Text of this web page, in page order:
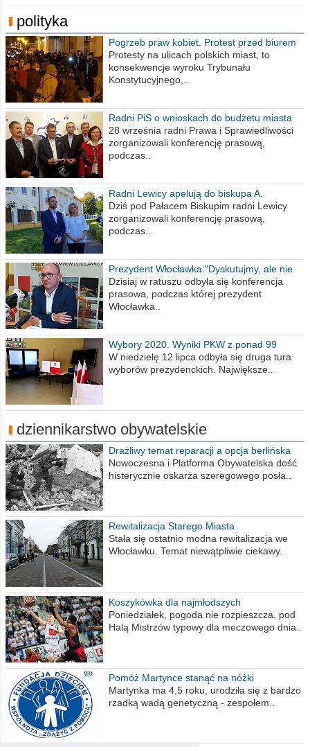
polityka
Pogrzeb praw kobiet. Protest przed biurem
poselskim PiS
Protesty na ulicach polskich miast, to
konsekwencje wyroku Trybunału
Konstytucyjnego,..
Radni PiS o wnioskach do budżetu miasta
na 2021 rok
28 września radni Prawa i Sprawiedliwości
zorganizowali konferencję prasową,
podczas..
Radni Lewicy apelują do biskupa A.
Wiesława Meringa
Dziś pod Pałacem Biskupim radni Lewicy
zorganizowali konferencję prasową,
podczas..
Prezydent Włocławka:"Dyskutujmy, ale nie
obrażajmy się”
Dzisiaj w ratuszu odbyła się konferencja
prasowa, podczas której prezydent
Włocławka..
Wybory 2020. Wyniki PKW z ponad 99
procent obwodów
W niedzielę 12 lipca odbyła się druga tura
wyborów prezydenckich. Największe..
dziennikarstwo obywatelskie
Drażliwy temat reparacji a opcja berlińska
Nowoczesna i Platforma Obywatelska dość
histerycznie oskarża szeregowego posła..
Rewitalizacja Starego Miasta
Stała się ostatnio modna rewitalizacja we
Włocławku. Temat niewątpliwie ciekawy...
Koszykówka dla najmłodszych
Poniedziałek, pogoda nie rozpieszcza, pod
Halą Mistrzów typowy dla meczowego dnia..
Pomóż Martynce stanąć na nóżki
Martynka ma 4,5 roku, urodziła się z bardzo
rzadką wadą genetyczną - zespołem..